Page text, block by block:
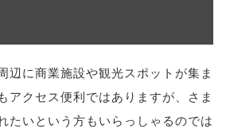
辺に商業施設や観光スポットが集ま
アクセス便利ではありますが、さま
たいという方もいらっしゃるのでは